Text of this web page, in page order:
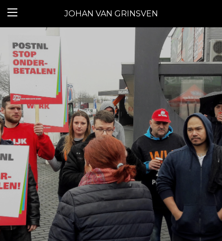
JOHAN VAN GRINSVEN